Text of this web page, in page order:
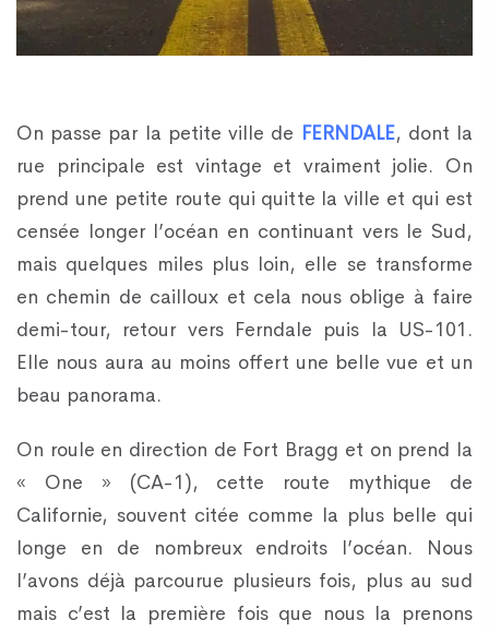
On passe par la petite ville de FERNDALE, dont la
rue principale est vintage et vraiment jolie. On
prend une petite route qui quitte la ville et qui est
censée longer l’océan en continuant vers le Sud,
mais quelques miles plus loin, elle se transforme
en chemin de cailloux et cela nous oblige à faire
demi-tour, retour vers Ferndale puis la US-101.
Elle nous aura au moins offert une belle vue et un
beau panorama.
On roule en direction de Fort Bragg et on prend la
« One » (CA-1), cette route mythique de
Californie, souvent citée comme la plus belle qui
longe en de nombreux endroits l’océan. Nous
l’avons déjà parcourue plusieurs fois, plus au sud
mais c’est la première fois que nous la prenons